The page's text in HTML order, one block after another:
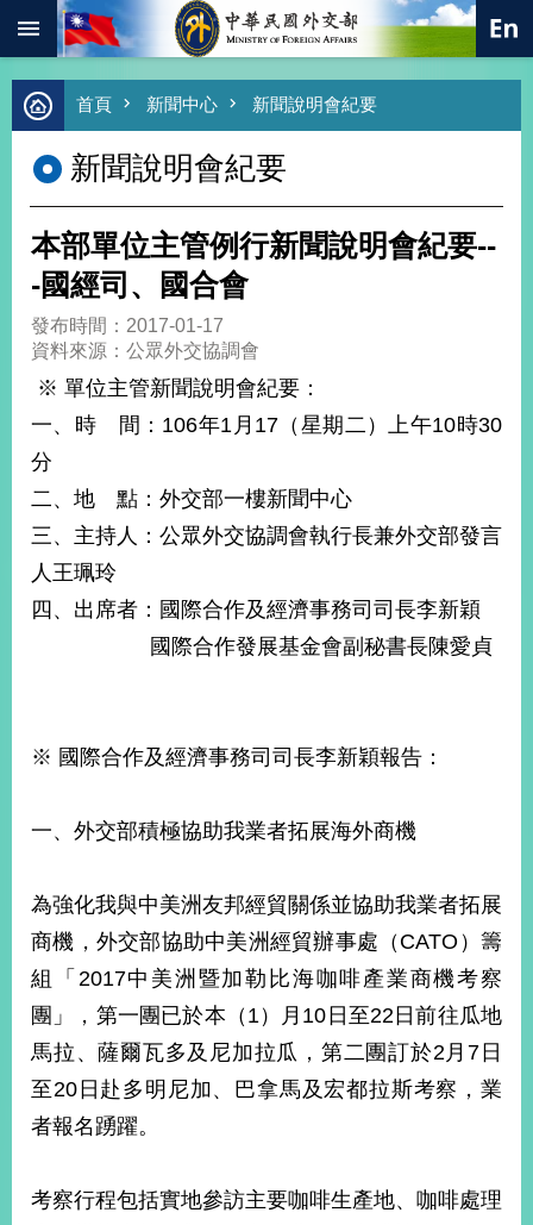
跳到主要內容區塊
進
階
尋
熱
總
合
外
值
外
交
經
濟
不
和
平
照
首
頁
網
站
導
覽
關
於
本
部
新
心
首頁 新聞中心 新聞說明會紀要
新聞說明會紀要
本部單位主管例行新聞說明會紀要--
-國經司、國合會
發布時間：2017-01-17
資料來源：公眾外交協調會
※ 單位主管新聞說明會紀要：
一、時 間：106年1月17（星期二）上午10時30
分
二、地 點：外交部一樓新聞中心
三、主持人：公眾外交協調會執行長兼外交部發言
人王珮玲
四、出席者：國際合作及經濟事務司司長李新穎
國際合作發展基金會副秘書長陳愛貞
※ 國際合作及經濟事務司司長李新穎報告：
一、外交部積極協助我業者拓展海外商機
為強化我與中美洲友邦經貿關係並協助我業者拓展
商機，外交部協助中美洲經貿辦事處（CATO）籌
組「2017中美洲暨加勒比海咖啡產業商機考察
團」，第一團已於本（1）月10日至22日前往瓜地
馬拉、薩爾瓦多及尼加拉瓜，第二團訂於2月7日
至20日赴多明尼加、巴拿馬及宏都拉斯考察，業
者報名踴躍。
考察行程包括實地參訪主要咖啡生產地、咖啡處理